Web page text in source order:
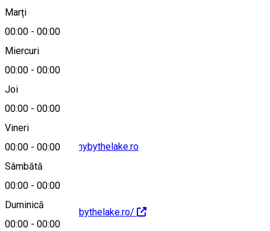
Marți
00:00 - 00:00
Miercuri
00:00 - 00:00
Joi
00:00 - 00:00
Vineri
00:00 - 00:00
Sâmbătă
00:00 - 00:00
Duminică
00:00 - 00:00
Hartă
contact@symphonybythelake.ro
https://symphonybythelake.ro/